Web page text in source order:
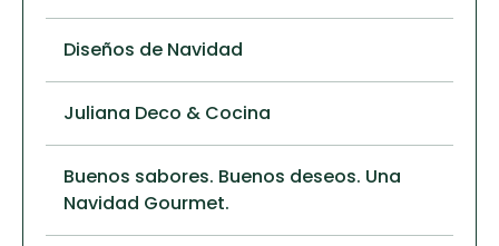
Diseños de Navidad
Juliana Deco & Cocina
Buenos sabores. Buenos deseos. Una
Navidad Gourmet.